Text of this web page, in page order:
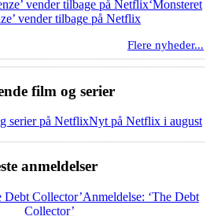
‘Monsteret
vender tilbage på Netflix
Flere nyheder...
film og serier
Nyt på Netflix i august
anmeldelser
Anmeldelse: ‘The Debt
Collector’